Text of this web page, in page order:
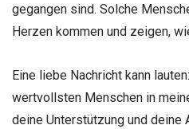
gegangen sind. Solche
Herzen kommen und zeigen,
Eine liebe Nachricht kann
wertvollsten Menschen in
deine Unterstützung und deine